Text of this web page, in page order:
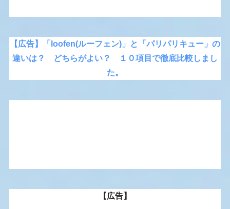
【広告】「loofen(ルーフェン)」と「パリパリキュー」の
違いは？ どちらがよい？ １０項目で徹底比較しまし
た。
【広告】